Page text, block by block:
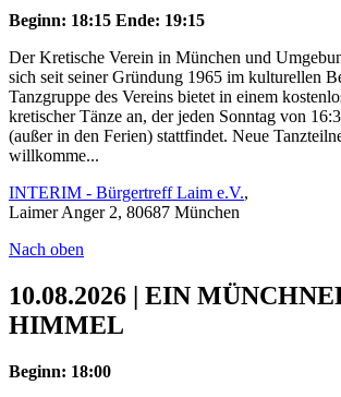
Beginn: 18:15 Ende: 19:15
Der Kretische Verein in München und
sich seit seiner Gründung 1965 im kulturellen
Tanzgruppe des Vereins bietet in einem
kretischer Tänze an, der jeden Sonntag von
(außer in den Ferien) stattfindet. Neue
willkomme...
INTERIM - Bürgertreff Laim e.V.,
Laimer Anger 2, 80687 München
Nach oben
10.08.2026 | EIN
HIMMEL
Beginn: 18:00